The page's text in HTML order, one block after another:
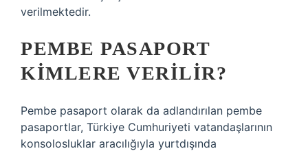
verilmektedir.
PEMBE PASAPORT
KIMLERE VERILIR?
Pembe pasaport olarak da adlandırılan pembe
pasaportlar, Türkiye Cumhuriyeti vatandaşlarının
konsolosluklar aracılığıyla yurtdışında